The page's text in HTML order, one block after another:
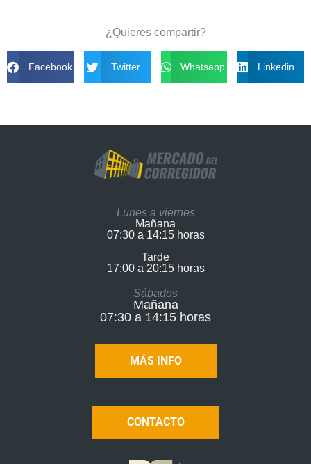
¿Quieres compartir?
Facebook Twitter Whatsapp Linkedin
Lunes a viernes
Mañana
07:30 a 14:15 horas
Tarde
17:00 a 20:15 horas​
Sábados
Mañana
07:30 a 14:15 horas
MÁS INFO
CONTACTO